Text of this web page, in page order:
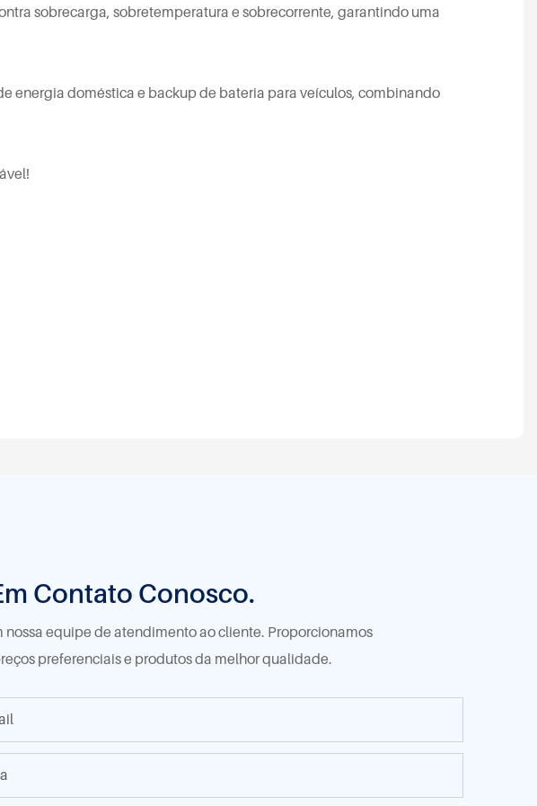
sobrecarga, sobretemperatura e sobrecorrente, garantindo uma
energia doméstica e backup de bateria para veículos, combinando
Contato Conosco.
equipe de atendimento ao cliente. Proporcionamos
preferenciais e produtos da melhor qualidade.